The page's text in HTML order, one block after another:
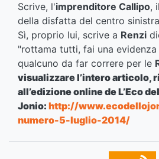
Scrive, l'imprenditore Callipo,
della disfatta del centro
Sì, proprio lui, scrive a Renzi
"rottama tutti, fai una
qualcuno da far correre per le
visualizzare l’intero articolo,
all’edizione online de L’Eco
Jonio: http://
numero-5-luglio-2014/